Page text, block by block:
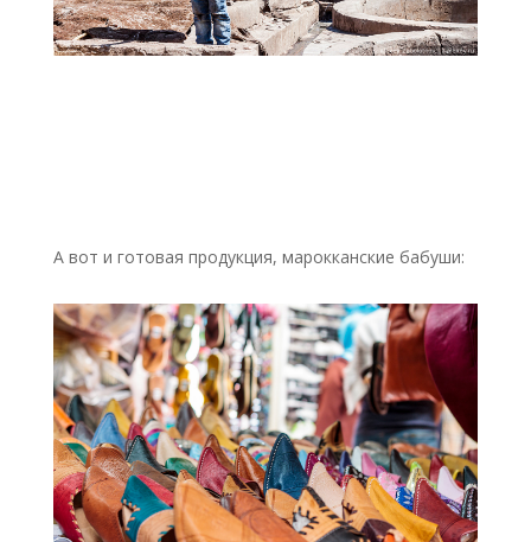
А вот и готовая продукция, марокканские бабуши: